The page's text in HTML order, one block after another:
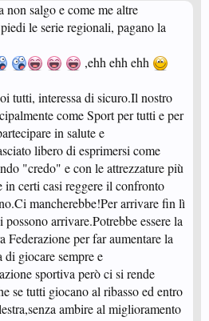
non salgo e come me altre
le serie regionali, pagano la
,ehh ehh ehh
tutti, interessa di sicuro.Il nostro
come Sport per tutti e per
in salute e
libero di esprimersi come
"credo" e con le attrezzature più
in certi casi reggere il confronto
mancherebbe!Per arrivare fin lì
arrivare.Potrebbe essere la
Federazione per far aumentare la
giocare sempre e
sportiva però ci si rende
se tutti giocano al ribasso ed entro
ambire al miglioramento